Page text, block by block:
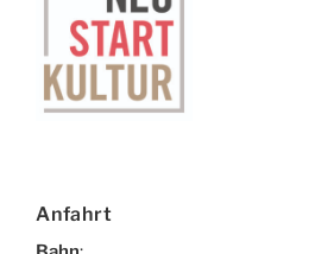
Anfahrt